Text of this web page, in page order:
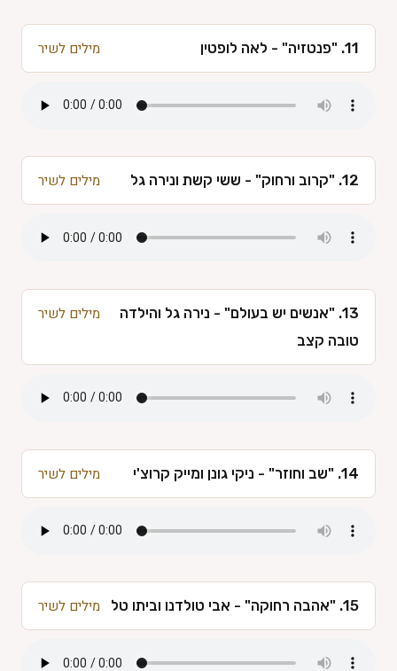
11. "פנטזיה" - לאה לופטין מילים לשיר
12. "קרוב ורחוק" - ששי קשת ונירה גל מילים לשיר
13. "אנשים יש בעולם" - נירה גל והילדה
טובה קצב
מילים לשיר
14. "שב וחוזר" - ניקי גונן ומייק קרוצ'י מילים לשיר
15. "אהבה רחוקה" - אבי טולדנו וביתו טל מילים לשיר